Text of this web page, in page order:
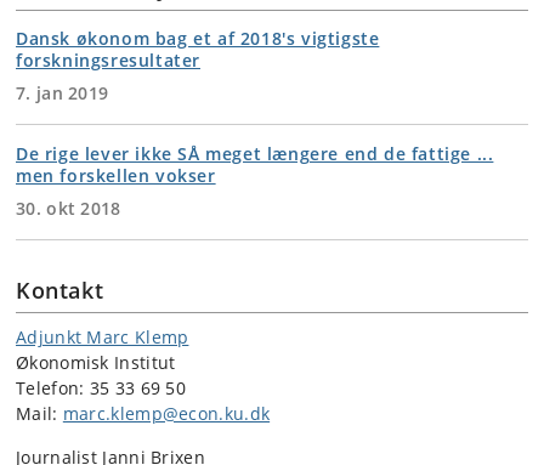
Dansk økonom bag et af 2018's vigtigste
forskningsresultater
7. jan 2019
De rige lever ikke SÅ meget længere end de fattige ...
men forskellen vokser
30. okt 2018
Kontakt
Adjunkt Marc Klemp
Økonomisk Institut
Telefon: 35 33 69 50
Mail: marc.klemp@econ.ku.dk
Journalist Janni Brixen